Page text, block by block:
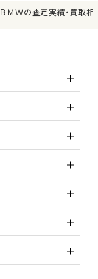
ＢＭＷの査定実績・買取相